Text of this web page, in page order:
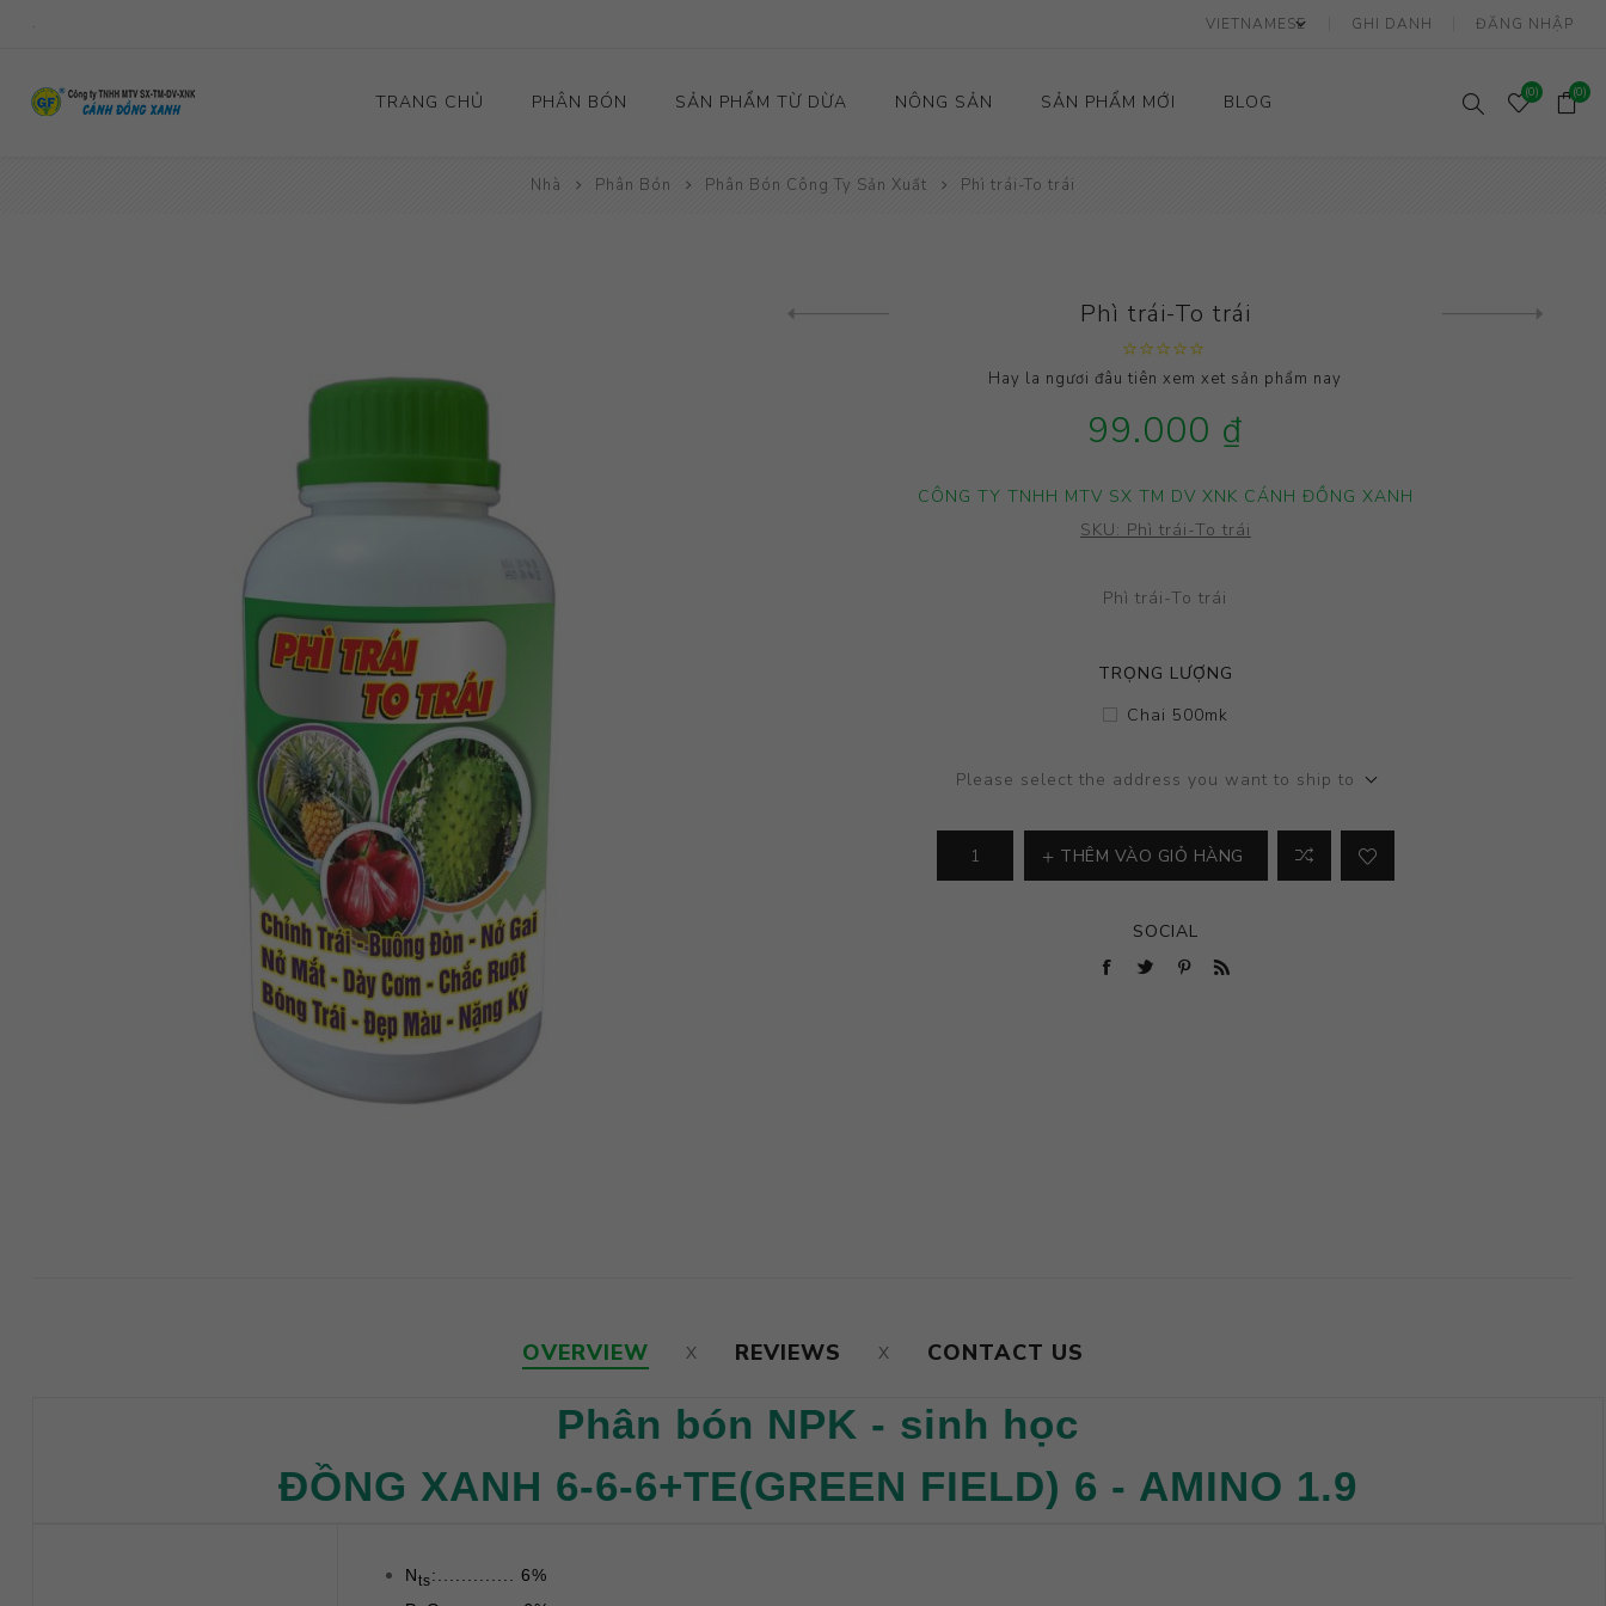
. GHI DANH ĐĂNG NHẬP
TRANG CHỦ PHÂN BÓN
Cây Lương Thực
Cây Ăn Trái - Cây Có
Israel
Hàn Quốc
SẢN PHẨM TỪ DỪA NÔNG SẢN SẢN PHẨM MỚI BLOG (0) (0)
Nhà Phân Bón Phân Bón Công Ty Sản Xuất Phì trái-To trái
Phì trái-To trái
Hay la ngươi đâu tiên xem xet sản phẩm nay
99.000 ₫
CÔNG TY TNHH MTV SX TM DV XNK CÁNH ĐỒNG XANH
SKU: Phì trái-To trái
Phì trái-To trái
TRỌNG LƯỢNG
Chai 500mk
Please select the address you want to ship to
THÊM VÀO GIỎ HÀNG
SOCIAL
OVERVIEW REVIEWS CONTACT US
Phân bón NPK - sinh học
ĐỒNG XANH 6-6-6+TE(GREEN FIELD) 6 - AMINO 1.9
Nts:............. 6%